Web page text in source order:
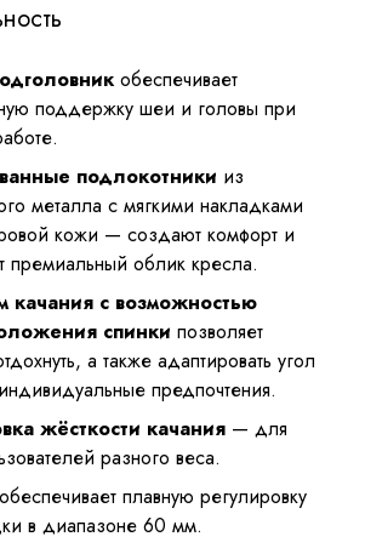
обеспечивает
поддержку шеи и головы при
подлокотники из
металла с мягкими накладками
кожи — создают комфорт и
премиальный облик кресла.
качания с возможностью
спинки позволяет
а также адаптировать угол
предпочтения.
жёсткости качания — для
разного веса.
обеспечивает плавную регулировку
в диапазоне 60 мм.